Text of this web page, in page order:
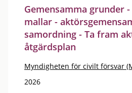
Gemensamma grunder
mallar -
samordning - Ta fram
åtgärdsplan
Myndigheten för civilt försvar
2026